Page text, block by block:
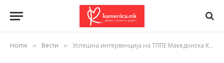
Home » Вести » Успешна интервенција на ТППЕ Македонска Каменица во гаснење на пожар на Султан Тепе